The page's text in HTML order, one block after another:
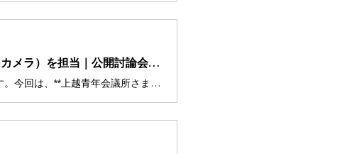
【実績】上越 ライブ配信（5カメラ）を担当｜公開討論会の配信業務
合同会社アイフィルムの小池です。今回は、**上越青年会議所さま主催の「上越市長選 立候補予定者による公開討論会」**にて、YouTubeライブ配信（5カメラ）を配信業務一式で担当しました。上越妙高タウン情報 イベント概要（上越市長選 公開討論会｜YouTube配信）公開討論会は2025年10月16日に開催され、上越青年会議所のYouTubeで配信されました。 また、記事内でも「6人による公開討論会」「YouTube配信」について触れられています。 joetsutj.com+1※現在アーカイブは非公開です。担当範囲（配信業務一式）今回の対応は「配信だけ」ではなく、映像×音×運用をまとめて現場に入っています。 • 配信業務一式（設営〜本番オペレーション） • 5カメラ運用 • 蓋画（サムネ）制作 • 音の設定（登壇者マイク → ラインで配信／会場スピーカー） • 地元テレビ局への音声提供（ライン）当日の体制（スタッフ人数・役割） • 現場：3名（アイフィルム）＋代理店：1名少人数でも回るように、事前に「役割」と「トラブル時の逃げ道」を固定してから現場入りしました。一番気を遣ったポイント：配